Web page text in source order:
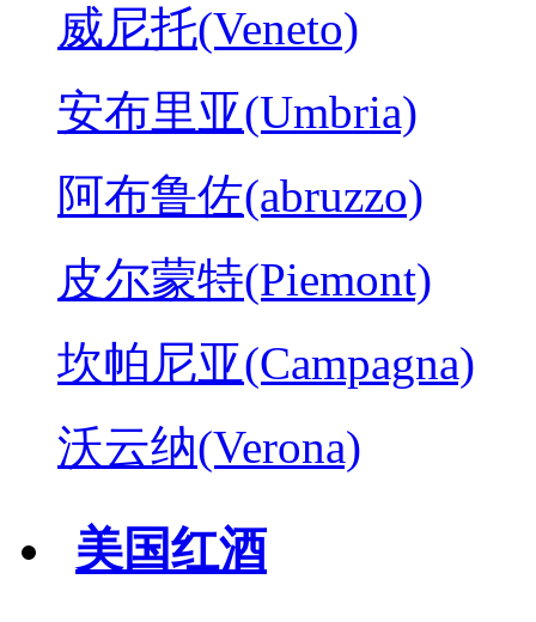
威尼托(Veneto)
安布里亚(Umbria)
阿布鲁佐(abruzzo)
皮尔蒙特(Piemont)
坎帕尼亚(Campagna)
沃云纳(Verona)
美国红酒